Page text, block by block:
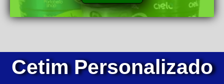
Cetim Personalizado